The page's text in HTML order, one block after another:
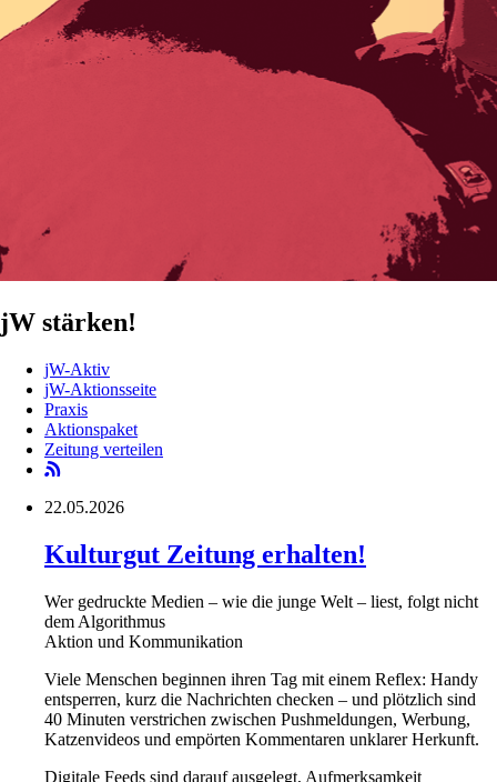
jW stärken!
jW-Aktiv
jW-Aktionsseite
Praxis
Aktionspaket
Zeitung verteilen
22.05.2026
Kulturgut Zeitung erhalten!
Wer gedruckte Medien – wie die junge Welt – liest, folgt nicht
dem Algorithmus
Aktion und Kommunikation
Viele Menschen beginnen ihren Tag mit einem Reflex: Handy
entsperren, kurz die Nachrichten checken – und plötzlich sind
40 Minuten verstrichen zwischen Pushmeldungen, Werbung,
Katzenvideos und empörten Kommentaren unklarer Herkunft.
Digitale Feeds sind darauf ausgelegt, Aufmerksamkeit